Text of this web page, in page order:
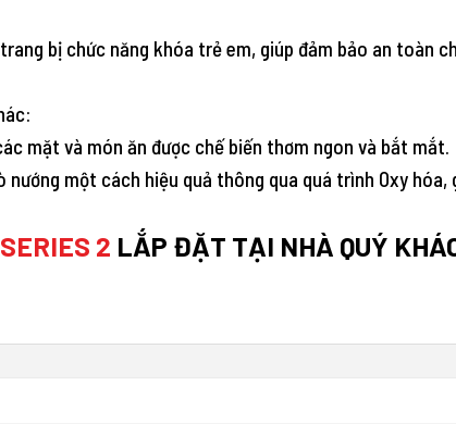
bị chức năng khóa trẻ em, giúp đảm bảo an toàn
mặt và món ăn được chế biến thơm ngon và bắt mắt.
một cách hiệu quả thông qua quá trình Oxy hóa,
2 LẮP ĐẶT TẠI NHÀ QUÝ